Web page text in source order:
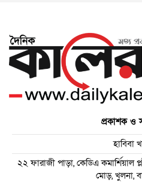
প্রকাশক ও
হাবিবা
২২ ফারাজী পাড়া, কেডিএ কমার্শিয়াল
মোড়, খুলনা,